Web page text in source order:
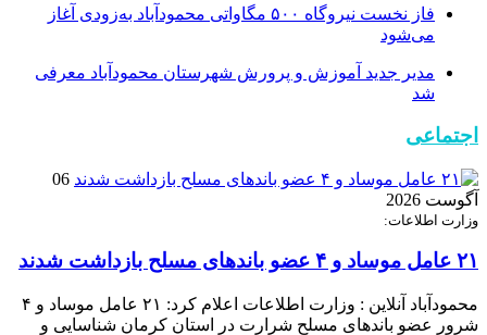
فاز نخست نیروگاه ۵۰۰ مگاواتی محمودآباد به‌زودی آغاز
می‌شود
مدیر جدید آموزش و پرورش شهرستان محمودآباد معرفی
شد
اجتماعی
06
آگوست 2026
وزارت اطلاعات:
۲۱ عامل موساد و ۴ عضو باند‌های مسلح بازداشت شدند
محمودآباد آنلاین : وزارت اطلاعات اعلام کرد: ۲۱ عامل موساد و ۴
شرور عضو باند‌های مسلح شرارت در استان کرمان شناسایی و